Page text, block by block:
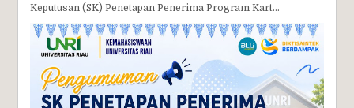
Keputusan (SK) Penetapan Penerima Program Kart...